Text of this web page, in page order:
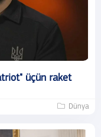
üçün raket
Dünya